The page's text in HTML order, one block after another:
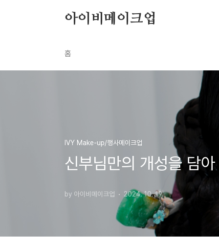
아이비메이크업
홈
IVY Make-up/행사메이크업
신부님만의 개성을 담
by 아이비메이크업 2024. 10. 19.